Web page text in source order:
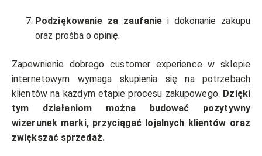
Podziękowanie za zaufanie i dokonanie zakupu
oraz prośba o opinię.
Zapewnienie dobrego customer experience w sklepie
internetowym wymaga skupienia się na potrzebach
klientów na każdym etapie procesu zakupowego. Dzięki
tym działaniom można budować pozytywny
wizerunek marki, przyciągać lojalnych klientów oraz
zwiększać sprzedaż.